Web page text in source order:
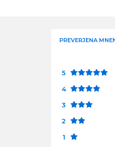
PREVERJENA
5
4
3
2
1